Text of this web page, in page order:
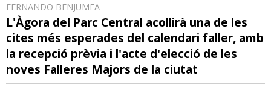
FERNANDO BENJUMEA
L'Àgora del Parc Central acollirà una de les
cites més esperades del calendari faller, amb
la recepció prèvia i l'acte d'elecció de les
noves Falleres Majors de la ciutat